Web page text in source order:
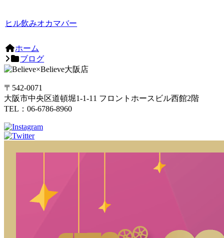
ヒル飲みオカマバー
ホーム
ブログ
〒542-0071
大阪市中央区道頓堀1-1-11 フロントホースビル西館2階
TEL：06-6786-8960